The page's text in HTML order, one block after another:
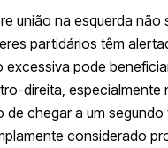
união na esquerda não
partidários têm
excessiva pode
direita, especialmente
de chegar a um segundo
considerado